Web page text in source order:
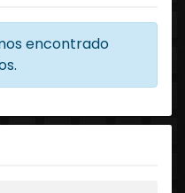
encontrado